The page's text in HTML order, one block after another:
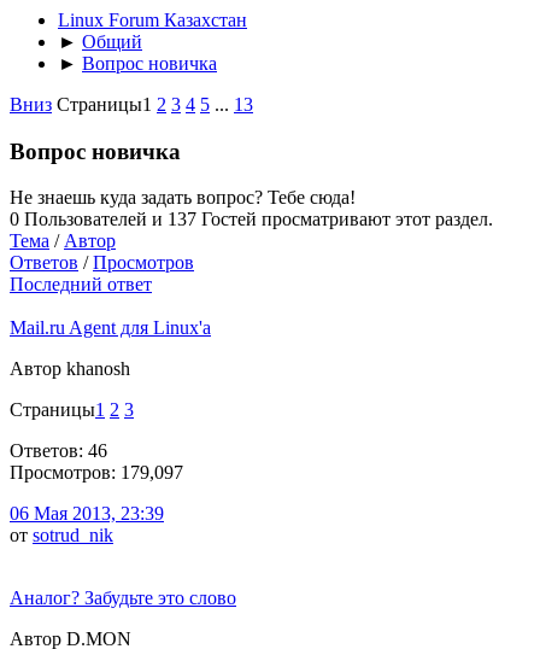
Linux Forum Казахстан
► Общий
► Вопрос новичка
Вниз Страницы1 2 3 4 5 ... 13
Вопрос новичка
Не знаешь куда задать вопрос? Тебе сюда!
0 Пользователей и 137 Гостей просматривают этот раздел.
Тема / Автор
Ответов /Просмотров
Последний ответ
Mail.ru Agent для Linux'a
Автор khanosh
Страницы1 2 3
Ответов: 46
Просмотров: 179,097
06 Мая 2013, 23:39
от sotrud_nik
Аналог? Забудьте это слово
Автор D.MON